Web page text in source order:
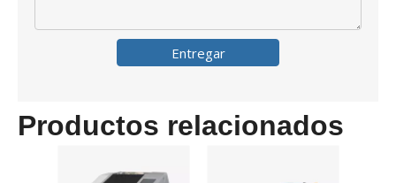
Entregar
Productos relacionados